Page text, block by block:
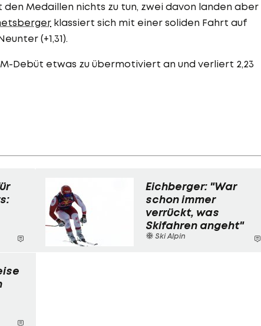
Medaillen nichts zu tun, zwei davon landen aber
klassiert sich mit einer soliden Fahrt auf
(+1,31).
Debüt etwas zu übermotiviert an und verliert 2,23
Eichberger: "War
schon immer
verrückt, was
Skifahren angeht"
Ski Alpin